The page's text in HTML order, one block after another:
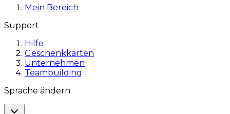
Mein Bereich
Support
Hilfe
Geschenkkarten
Unternehmen
Teambuilding
Sprache ändern